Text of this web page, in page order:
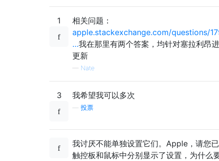
1
相关问题：
apple.stackexchange.com/questions/
…我在那里有两个答案，均针对塞拉利昂
更新
— Nate
3 我希望我可以多次
投票
我讨厌不能单独设置它们。Apple，请您
触控板和鼠标中分别显示了设置，为什么